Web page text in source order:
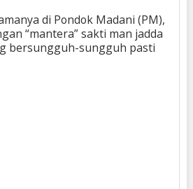
di Pondok Madani (PM),
“mantera” sakti man jadda
bersungguh-sungguh pasti